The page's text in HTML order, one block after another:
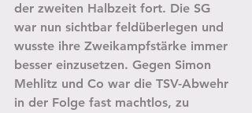
der zweiten Halbzeit fort. Die SG
war nun sichtbar feldüberlegen und
wusste ihre Zweikampfstärke immer
besser einzusetzen. Gegen Simon
Mehlitz und Co war die TSV-Abwehr
in der Folge fast machtlos, zu